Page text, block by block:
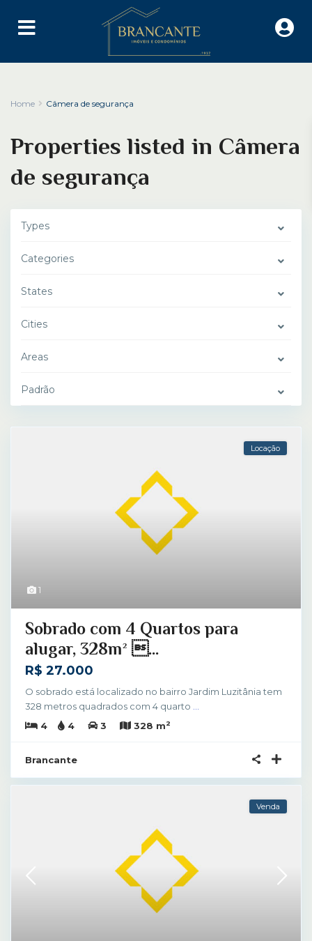
Home Câmera de segurança
Properties listed in Câmera
de segurança
Types
Categories
States
Cities
Areas
Padrão
1
Locação
Sobrado com 4 Quartos para
alugar, 328m² ...
R$ 27.000
O sobrado está localizado no bairro Jardim Luzitânia tem
328 metros quadrados com 4 quarto
4
4 3 328 m2
Brancante
Venda